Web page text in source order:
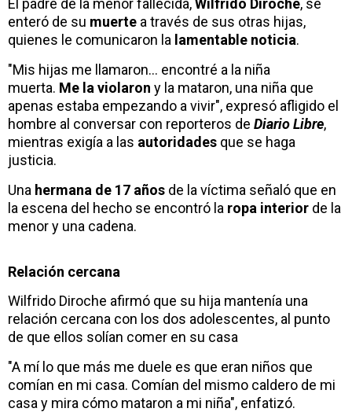
El padre de la menor fallecida,Wilfrido Diroche, se
enteró de su muerte a través de sus otras hijas,
quienes le comunicaron la lamentable noticia.
"Mis hijas me llamaron... encontré a la niña
muerta. Me la violaron y la mataron, una niña que
apenas estaba empezando a vivir", expresó afligido el
hombre al conversar con reporteros de Diario Libre,
mientras exigía a las autoridades que se haga
justicia.
Una hermana de 17 años de la víctima señaló que en
la escena del hecho se encontró la ropa interior de la
menor y una cadena.
Relación cercana
Wilfrido Diroche afirmó que su hija mantenía una
relación cercana con los dos adolescentes, al punto
de que ellos solían comer en su casa
"A mí lo que más me duele es que eran niños que
comían en mi casa. Comían del mismo caldero de mi
casa y mira cómo mataron a mi niña", enfatizó.